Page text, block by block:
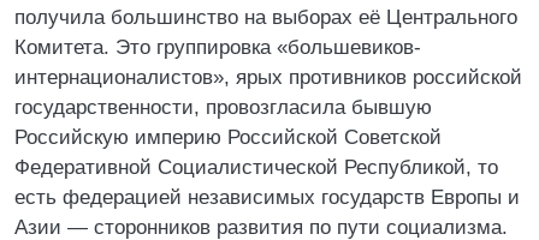
получила большинство на выборах её Центрального
Комитета. Это группировка «большевиков-
интернационалистов», ярых противников российской
государственности, провозгласила бывшую
Российскую империю Российской Советской
Федеративной Социалистической Республикой, то
есть федерацией независимых государств Европы и
Азии — сторонников развития по пути социализма.